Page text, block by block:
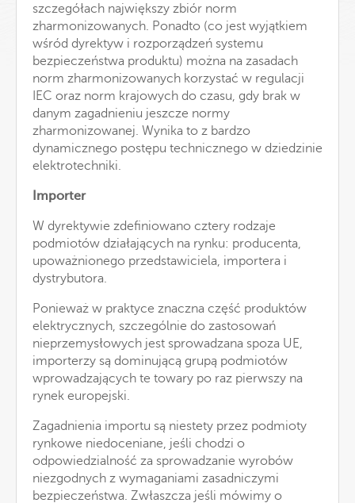
szczegółach największy zbiór norm
zharmonizowanych. Ponadto (co jest wyjątkiem
wśród dyrektyw i rozporządzeń systemu
bezpieczeństwa produktu) można na zasadach
norm zharmonizowanych korzystać w regulacji
IEC oraz norm krajowych do czasu, gdy brak w
danym zagadnieniu jeszcze normy
zharmonizowanej. Wynika to z bardzo
dynamicznego postępu technicznego w dziedzinie
elektrotechniki.
Importer
W dyrektywie zdefiniowano cztery rodzaje
podmiotów działających na rynku: producenta,
upoważnionego przedstawiciela, importera i
dystrybutora.
Ponieważ w praktyce znaczna część produktów
elektrycznych, szczególnie do zastosowań
nieprzemysłowych jest sprowadzana spoza UE,
importerzy są dominującą grupą podmiotów
wprowadzających te towary po raz pierwszy na
rynek europejski.
Zagadnienia importu są niestety przez podmioty
rynkowe niedoceniane, jeśli chodzi o
odpowiedzialność za sprowadzanie wyrobów
niezgodnych z wymaganiami zasadniczymi
bezpieczeństwa. Zwłaszcza jeśli mówimy o